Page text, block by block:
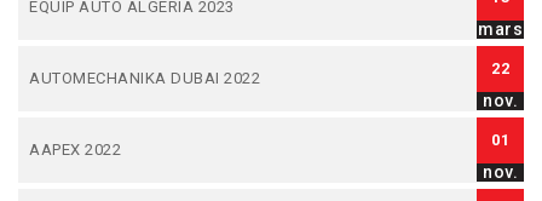
EQUIP AUTO ALGERIA 2023
mars
AUTOMECHANIKA DUBAI 2022
22
nov.
AAPEX 2022
01
nov.